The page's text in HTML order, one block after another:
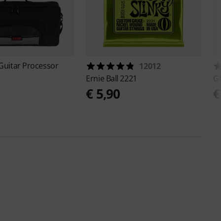
Processor
12012
Ernie Ball 2221
€ 5,90